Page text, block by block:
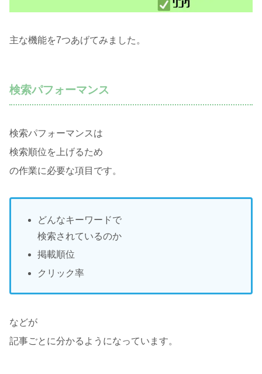
主な機能を7つあげてみました。
検索パフォーマンス
検索パフォーマンスは
検索順位を上げるため
の作業に必要な項目です。
どんなキーワードで
検索されているのか
掲載順位
クリック率
などが
記事ごとに分かるようになっています。